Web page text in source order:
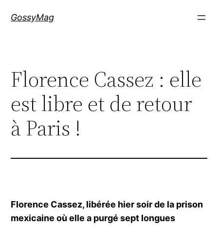
GossyMag
Florence Cassez : elle
est libre et de retour
à Paris !
Florence Cassez, libérée hier soir de la prison
mexicaine où elle a purgé sept longues